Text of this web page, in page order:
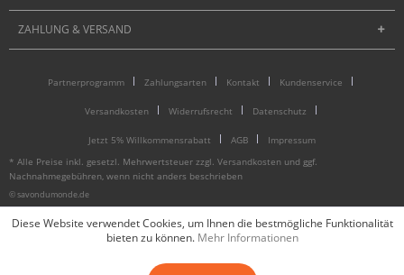
ZAHLUNG & VERSAND
Partnerprogramm Zahlungsarten Kontakt Kundenservice
Versandkosten Widerrufsrecht Datenschutz
Jetzt 5% Willkommensrabatt AGB
Impressum
* Alle Preise inkl. gesetzl. Mehrwertsteuer zzgl. Versandkosten und ggf.
Nachnahmegebühren, wenn nicht anders beschrieben
© savondumonde.de
Diese Website verwendet Cookies, um Ihnen die bestmögliche Funktionalität
bieten zu können. Mehr Informationen